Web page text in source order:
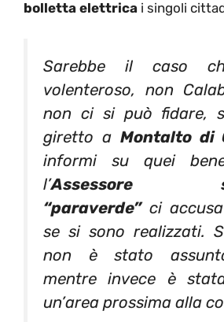
bolletta elettrica i singoli
Sarebbe il caso
volenteroso, non
non ci si può fidare,
giretto a Montalto di
informi su quei
l’Assessore
“paraverde”ci accusa
se si sono realizzati.
non è stato
mentre invece è
un’area prossima alla